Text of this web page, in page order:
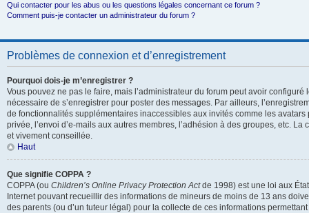
Qui contacter pour les abus ou les questions légales concernant ce forum ?
Comment puis-je contacter un administrateur du forum ?
Problèmes de connexion et d’enregistrement
Pourquoi dois-je m’enregistrer ?
Vous pouvez ne pas le faire, mais l’administrateur du forum peut avoir configuré
nécessaire de s’enregistrer pour poster des messages. Par ailleurs,
de fonctionnalités supplémentaires inaccessibles aux invités comme les
privée, l’envoi d’e-mails aux autres membres, l’adhésion à des groupes, etc. La
et vivement conseillée.
Haut
Que signifie COPPA ?
COPPA (ou Children’s Online Privacy Protection Actde 1998) est une loi aux
Internet pouvant recueillir des informations de mineurs de moins de 13 ans
des parents (ou d’un tuteur légal) pour la collecte de ces informations